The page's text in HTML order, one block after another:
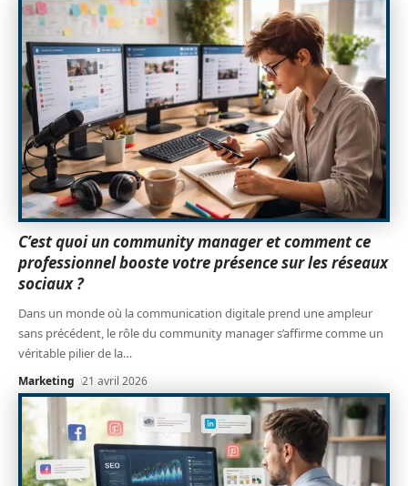
C’est quoi un community manager et comment ce
professionnel booste votre présence sur les réseaux
sociaux ?
Dans un monde où la communication digitale prend une ampleur
sans précédent, le rôle du community manager s’affirme comme un
véritable pilier de la…
Marketing 21 avril 2026